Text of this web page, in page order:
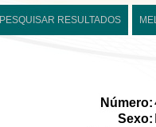
PESQUISAR RESULTADOS
Número:
Sexo: